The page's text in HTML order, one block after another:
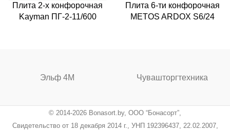
Плита 2-х конфорочная
Kayman ПГ-2-11/600
Плита 6-ти конфорочная
METOS ARDOX S6/24
Эльф 4М Чувашторгтехника
© 2014-2026 Bonasort.by, ООО “Бонасорт”,
Свидетельство от 18 декабря 2014 г., УНП 192396437, 22.02.2007,